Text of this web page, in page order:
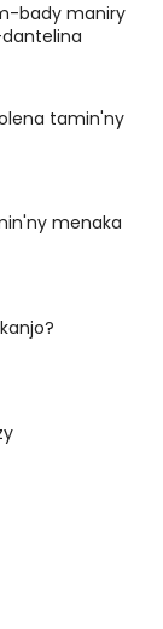
bady maniry
tamin'ny
menaka